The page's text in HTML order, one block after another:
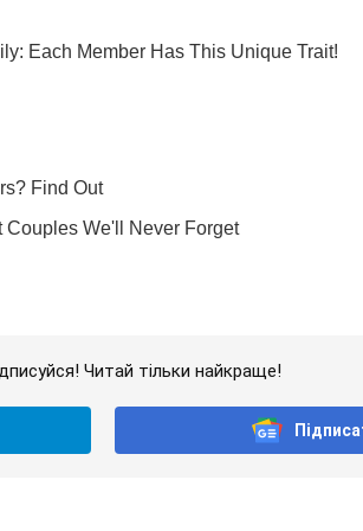
Читай тільки найкраще!